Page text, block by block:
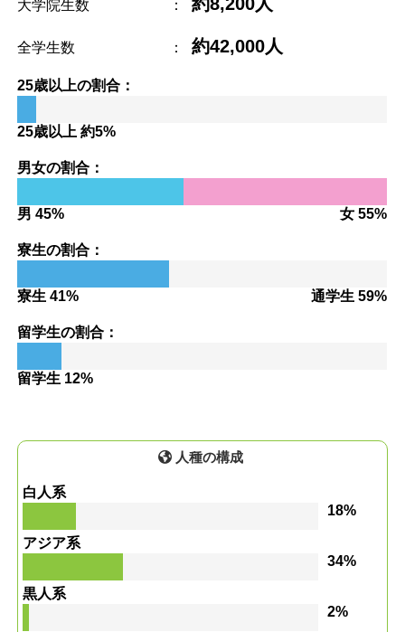
大学院生数 ：
全学生数 ： 約42,000人
25歳以上の割合：
25歳以上 約5%
男女の割合：
男 45% 女 55%
寮生の割合：
寮生 41% 通学生 59%
留学生の割合：
留学生 12%
人種の構成
白人系
18%
アジア系
34%
黒人系
2%